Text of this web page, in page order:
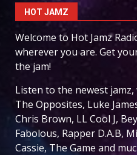
HOT JAMZ
Welcome to Hot Jamz
wherever you are. Get
the jam!
Listen to the newest
The Opposites, Luke
Chris Brown, LL Cool J,
Fabolous, Rapper D.A.B,
Cassie, The Game and